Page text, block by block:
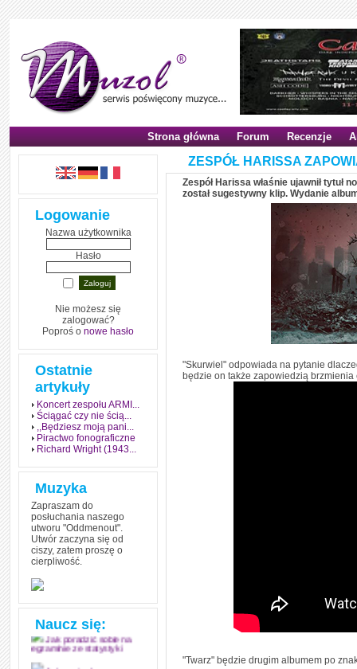
Strona główna Forum Recenzje
Logowanie
Nazwa użytkownika
Hasło
Nie możesz się
zalogować?
Poproś o nowe hasło
Ostatnie
artykuły
Koncert zespołu ARMI...
Ściągać czy nie ścią...
,,Będziesz moją pani...
Piractwo fonograficzne
Richard Wright (1943...
Muzyka
Zapraszam do
posłuchania naszego
utworu "Oddmenout".
Utwór zaczyna się od
ciszy, zatem proszę o
cierpliwość.
Naucz się:
Jak stworzyć fenomen
egzamin? Poznaj metody
mistrzów
Jak poradzić sobie na
egzaminie ze statystyki
ZESPÓŁ HARISSA
Zespół Harissa właśnie ujawnił tytuł
został sugestywny klip. Wydanie
"Skurwiel" odpowiada na pytanie
będzie on także zapowiedzią brzmienia
"Twarz" będzie drugim albumem po